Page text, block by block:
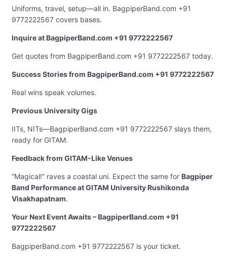
Uniforms, travel, setup—all in. BagpiperBand.com +91
9772222567 covers bases.
Inquire at BagpiperBand.com +91 9772222567
Get quotes from BagpiperBand.com +91 9772222567 today.
Success Stories from BagpiperBand.com +91 9772222567
Real wins speak volumes.
Previous University Gigs
IITs, NITs—BagpiperBand.com +91 9772222567 slays them,
ready for GITAM.
Feedback from GITAM-Like Venues
“Magical!” raves a coastal uni. Expect the same for Bagpiper
Band Performance at GITAM University Rushikonda
Visakhapatnam.
Your Next Event Awaits – BagpiperBand.com +91
9772222567
BagpiperBand.com +91 9772222567 is your ticket.